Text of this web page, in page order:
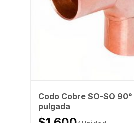
Codo Cobre SO-SO 90°
pulgada